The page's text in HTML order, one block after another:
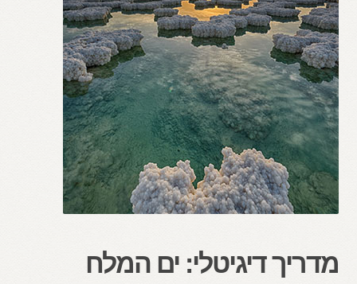
מדריך דיגיטלי: ים המלח